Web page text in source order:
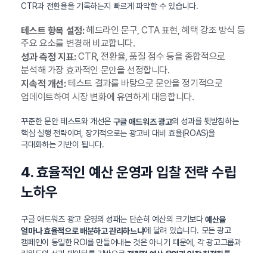
CTR과 전환율을 기록하는지 빠르게 파악할 수 있습니다.
테스트 항목 설정:헤드라인 문구, CTA 표현, 혜택 강조 방식 등
주요 요소를 변경해 비교합니다.
성과 측정 지표:CTR, 전환율, 품질 점수 등을 종합적으로
분석해 가장 효과적인 문안을 선정합니다.
지속적 개선:테스트 결과를 바탕으로 문안을 정기적으로
업데이트하여 시장 변화에 유연하게 대응합니다.
꾸준한 문안 테스트와 개선은 구글 애드워즈 광고의 성과를 뒷받침하는
핵심 실행 전략이며, 장기적으로는 광고비 대비 효율(ROAS)을
극대화하는 기반이 됩니다.
4. 효율적인 예산 운영과 입찰 전략 수립
노하우
구글 애드워즈 광고 운영의 성패는 단순히 예산의 크기보다예산을
얼마나 효율적으로 배분하고 관리하느냐에 달려 있습니다. 모든 광고
캠페인이 동일한 ROI를 만들어내는 것은 아니기 때문에, 각 광고그룹과